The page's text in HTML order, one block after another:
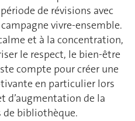
de révisions avec
vivre-ensemble.
et à la concentration,
le respect, le bien-être
compte pour créer une
en particulier lors
d’augmentation de la
de bibliothèque.